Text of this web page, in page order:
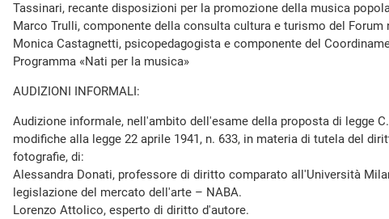
Tassinari, recante disposizioni per la promozione della musica
Marco Trulli, componente della consulta cultura e turismo del Forum
Monica Castagnetti, psicopedagogista e componente del
Programma «Nati per la musica»
AUDIZIONI INFORMALI:
Audizione informale, nell'ambito dell'esame della proposta di legge
modifiche alla legge 22 aprile 1941, n. 633, in materia di tutela del
fotografie, di:
Alessandra Donati, professore di diritto comparato all'Università
legislazione del mercato dell'arte – NABA.
Lorenzo Attolico, esperto di diritto d'autore.